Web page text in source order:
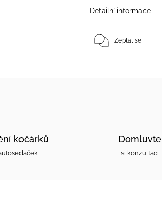
Detailní informace
Zeptat se
kočárků Domluvte
si konzultaci